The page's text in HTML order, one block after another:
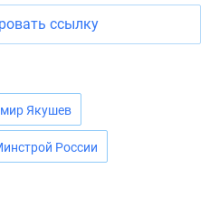
ссылку
Якушев
России